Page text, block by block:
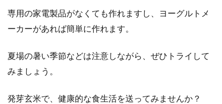
専用の家電製品がなくても作れますし、ヨーグルトメ
ーカーがあれば簡単に作れます。
夏場の暑い季節などは注意しながら、ぜひトライして
みましょう。
発芽玄米で、健康的な食生活を送ってみませんか？